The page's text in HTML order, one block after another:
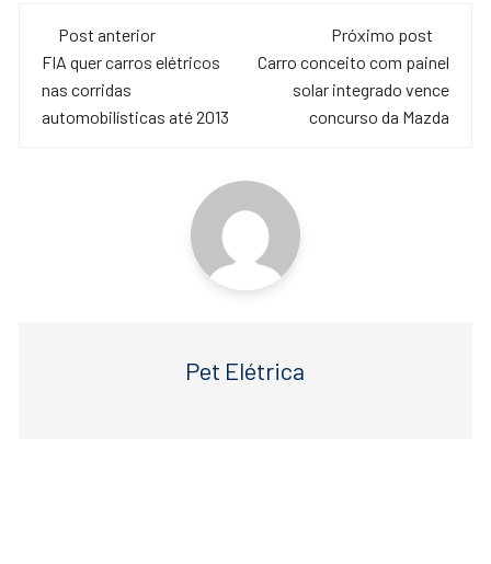
e
b
o
er s
A
p
Navegação
de
post
Post anterior
FIA quer carros elétricos
nas corridas
automobilísticas até 2013
Próximo post
Carro conceito com painel
solar integrado vence
concurso da Mazda
Pet Elétrica